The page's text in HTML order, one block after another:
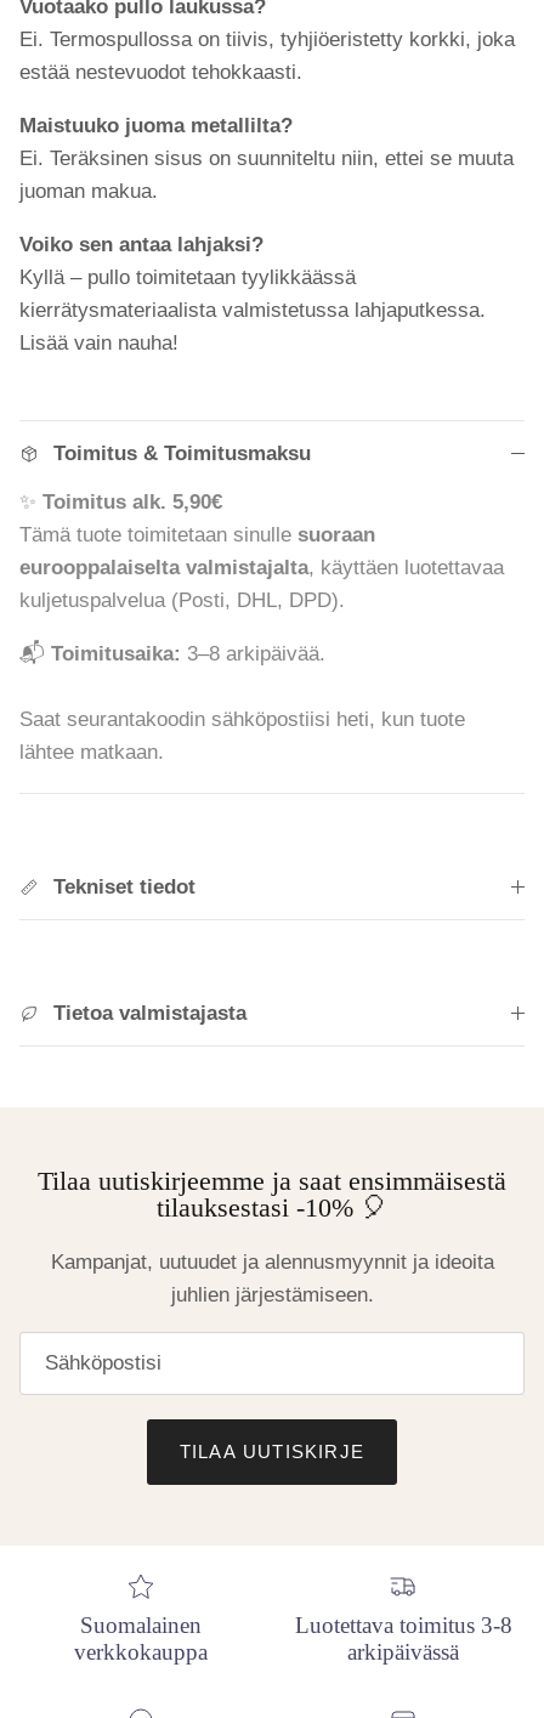
Vuotaako pullo laukussa?
Ei. Termospullossa on tiivis, tyhjiöeristetty korkki, joka
estää nestevuodot tehokkaasti.
Maistuuko juoma metallilta?
Ei. Teräksinen sisus on suunniteltu niin, ettei se muuta
juoman makua.
Voiko sen antaa lahjaksi?
Kyllä – pullo toimitetaan tyylikkäässä
kierrätysmateriaalista valmistetussa lahjaputkessa.
Lisää vain nauha!
Toimitus & Toimitusmaksu
✨ Toimitus alk. 5,90€
Tämä tuote toimitetaan sinulle suoraan
eurooppalaiselta valmistajalta, käyttäen luotettavaa
kuljetuspalvelua (Posti, DHL, DPD).
📬 Toimitusaika: 3–8 arkipäivää.
Saat seurantakoodin sähköpostiisi heti, kun tuote
lähtee matkaan.
Tekniset tiedot
Tietoa valmistajasta
Tilaa uutiskirjeemme ja saat ensimmäisestä
tilauksestasi -10% 🎈
Kampanjat, uutuudet ja alennusmyynnit ja ideoita
juhlien järjestämiseen.
TILAA UUTISKIRJE
Suomalainen
verkkokauppa
Luotettava toimitus 3-8
arkipäivässä